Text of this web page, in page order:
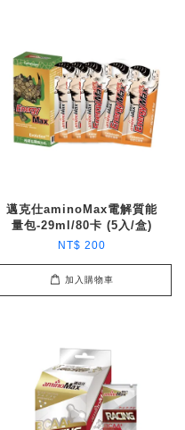
邁克仕aminoMax電解質能
量包-29ml/80卡 (5入/盒)
NT$ 200
加入購物車